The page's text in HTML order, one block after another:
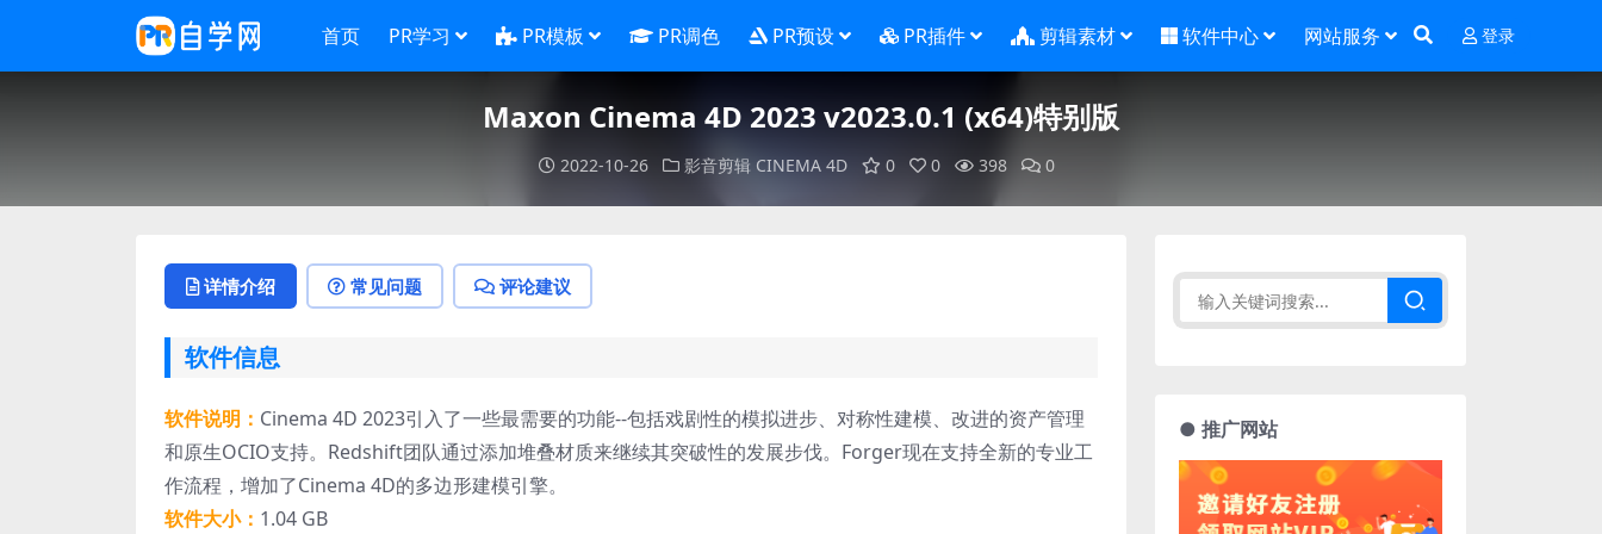
首页 PR学习 PR模板 PR调色 PR预设 PR插件 剪辑素材 软件中心 网站服务 登录
Maxon Cinema 4D 2023 v2023.0.1 (x64)特别版
2022-10-26 影音剪辑 CINEMA 4D 0 0 398 0
详情介绍 常见问题 评论建议
软件信息
软件说明： Cinema 4D 2023引入了一些最需要的功能--包括戏剧性的模拟进步、对称性建模、改进的资产管理
和原生OCIO支持。Redshift团队通过添加堆叠材质来继续其突破性的发展步伐。Forger现在支持全新的专业工
作流程，增加了Cinema 4D的多边形建模引擎。
软件大小： 1.04 GB
● 推广网站